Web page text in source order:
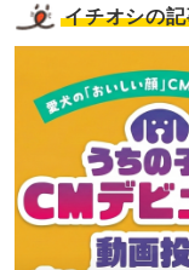
イチオシの